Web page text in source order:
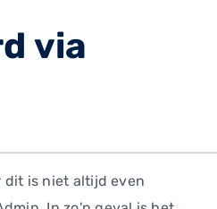
via
dit is niet altijd even